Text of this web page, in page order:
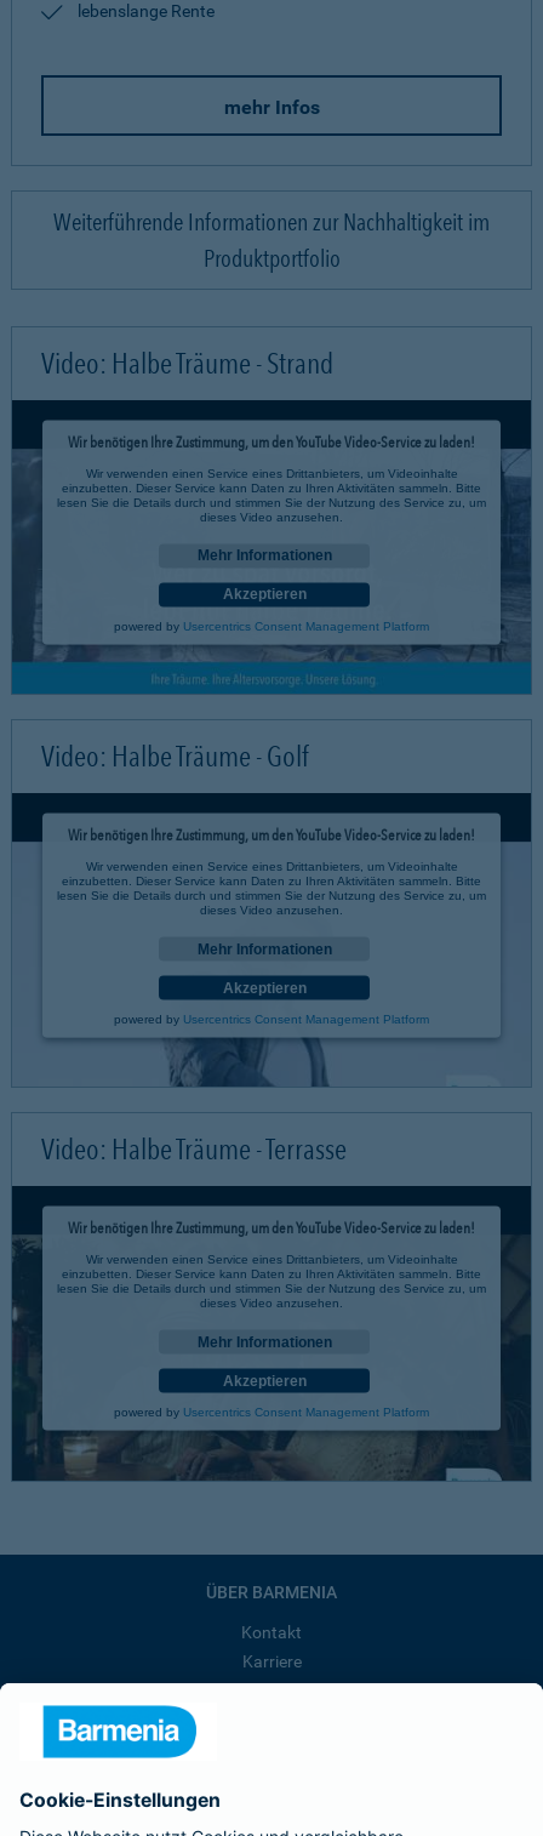
lebenslange Rente
mehr Infos
Weiterführende Informationen zur Nachhaltigkeit im
Produktportfolio
Video: Halbe Träume - Strand
Wir benötigen Ihre Zustimmung, um den YouTube Video-Service zu laden!
Wir verwenden einen Service eines Drittanbieters, um Videoinhalte
einzubetten. Dieser Service kann Daten zu Ihren Aktivitäten sammeln. Bitte
lesen Sie die Details durch und stimmen Sie der Nutzung des Service zu, um
dieses Video anzusehen.
Mehr Informationen
Akzeptieren
powered by Usercentrics Consent Management Platform
Video: Halbe Träume - Golf
Wir benötigen Ihre Zustimmung, um den YouTube Video-Service zu laden!
Wir verwenden einen Service eines Drittanbieters, um Videoinhalte
einzubetten. Dieser Service kann Daten zu Ihren Aktivitäten sammeln. Bitte
lesen Sie die Details durch und stimmen Sie der Nutzung des Service zu, um
dieses Video anzusehen.
Mehr Informationen
Akzeptieren
powered by Usercentrics Consent Management Platform
Video: Halbe Träume - Terrasse
Wir benötigen Ihre Zustimmung, um den YouTube Video-Service zu laden!
Wir verwenden einen Service eines Drittanbieters, um Videoinhalte
einzubetten. Dieser Service kann Daten zu Ihren Aktivitäten sammeln. Bitte
lesen Sie die Details durch und stimmen Sie der Nutzung des Service zu, um
dieses Video anzusehen.
Mehr Informationen
Akzeptieren
powered by Usercentrics Consent Management Platform
ÜBER BARMENIA
Kontakt
Karriere
Barmenia ist Teil der BarmeniaGothaer